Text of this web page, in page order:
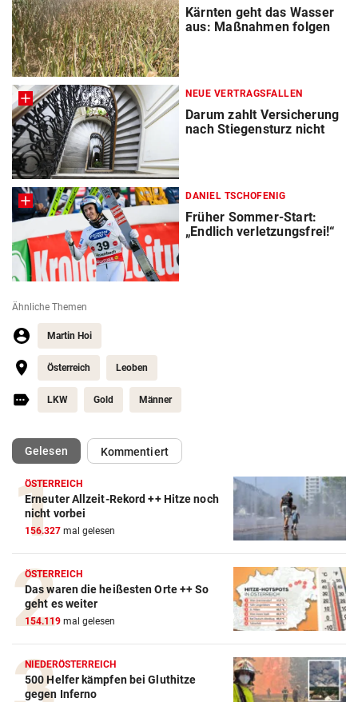
Kärnten geht das Wasser
aus: Maßnahmen folgen
NEUE VERTRAGSFALLEN
Darum zahlt Versicherung
nach Stiegensturz nicht
DANIEL TSCHOFENIG
Früher Sommer-Start:
„Endlich verletzungsfrei!“
Ähnliche Themen
Martin Hoi
Österreich Leoben
LKW Gold Männer
Gelesen(ausgewählt)Kommentiert
ÖSTERREICH
Erneuter Allzeit-Rekord ++ Hitze noch
nicht vorbei
156.327 mal gelesen
ÖSTERREICH
Das waren die heißesten Orte ++ So
geht es weiter
154.119 mal gelesen
NIEDERÖSTERREICH
500 Helfer kämpfen bei Gluthitze
gegen Inferno